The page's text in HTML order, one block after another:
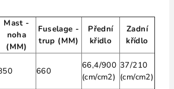
Mast -
noha
(MM)
Fuselage -
trup (MM)
Přední
křidlo
Zadní
křídlo
660
66,4/900
(cm/cm2)
37/210
(cm/cm2)